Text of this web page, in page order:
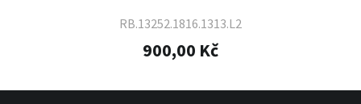
RB.13252.1816.1313.L2
900,00 Kč